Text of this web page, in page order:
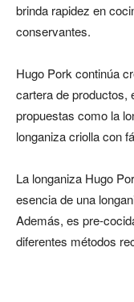
brinda rapidez en
conservantes.
Hugo Pork continúa
cartera de productos,
propuestas como la
longaniza criolla con
La longaniza Hugo
esencia de una
Además, es pre-
diferentes métodos